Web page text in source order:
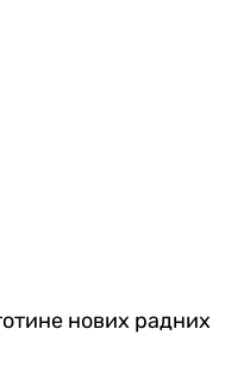
нових радних